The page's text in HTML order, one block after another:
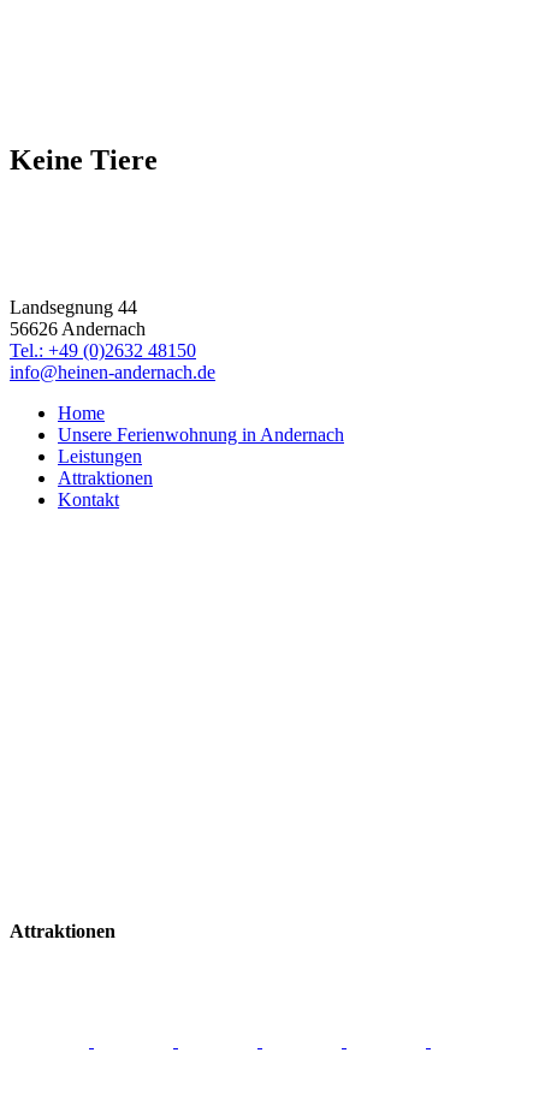
Keine Tiere
Landsegnung 44
56626 Andernach
Tel.: +49 (0)2632 48150
info@heinen-andernach.de
Home
Unsere Ferienwohnung in Andernach
Leistungen
Attraktionen
Kontakt
Attraktionen